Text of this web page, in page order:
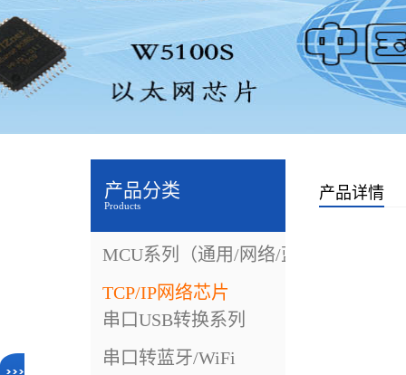
产品分类
Products
MCU系列（通用/网络/蓝牙）
TCP/IP网络芯片
串口USB转换系列
串口转蓝牙/WiFi
产品详情